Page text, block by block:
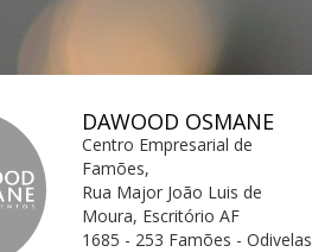
DAWOOD OSMANE
Centro Empresarial de
Famões,
Rua Major João Luis de
Moura, Escritório AF
1685 - 253 Famões - Odivelas